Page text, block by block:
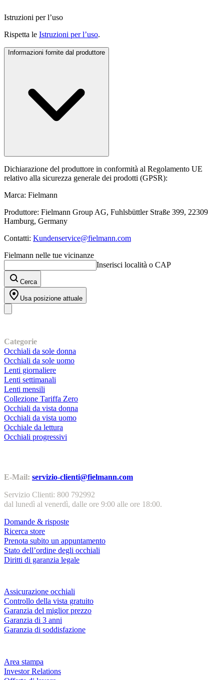
Istruzioni per l’uso
Rispetta le Istruzioni per l’uso.
Informazioni fornite dal produttore
Dichiarazione del produttore in conformità al Regolamento UE
relativo alla sicurezza generale dei prodotti (GPSR):
Marca: Fielmann
Produttore: Fielmann Group AG, Fuhlsbüttler Straße 399, 22309
Hamburg, Germany
Contatti: Kundenservice@fielmann.com
Fielmann nelle tue vicinanze
Inserisci località o CAP
Cerca
Usa posizione attuale
Categorie
Occhiali da sole donna
Occhiali da sole uomo
Lenti giornaliere
Lenti settimanali
Lenti mensili
Collezione Tariffa Zero
Occhiali da vista donna
Occhiali da vista uomo
Occhiale da lettura
Occhiali progressivi
E-Mail: servizio-clienti@fielmann.com
Servizio Clienti: 800 792992
dal lunedì al venerdì, dalle ore 9:00 alle ore 18:00.
Domande & risposte
Ricerca store
Prenota subito un appuntamento
Stato dell’ordine degli occhiali
Diritti di garanzia legale
Assicurazione occhiali
Controllo della vista gratuito
Garanzia del miglior prezzo
Garanzia di 3 anni
Garanzia di soddisfazione
Area stampa
Investor Relations